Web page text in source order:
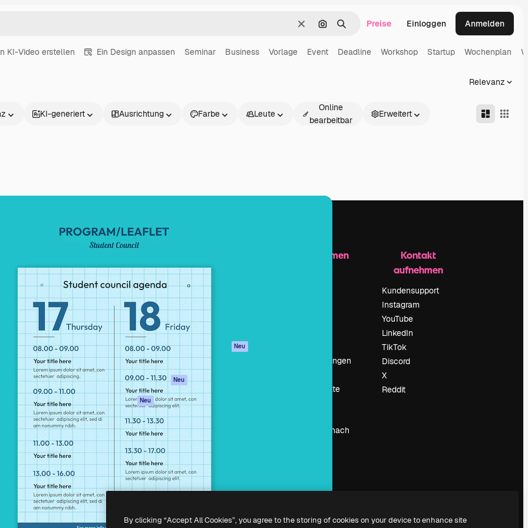
LöschenNach Bild suchen
SuchenPreise Einloggen Anmelden
KI-Video erstellen Ein Design anpassen Seminar Business Vorlage Event Deadline Workshop Startup Wochenplan
Relevanz
KI-generiert Ausrichtung Farbe Leute
Online
bearbeitbar
Erweitert
um deine beste
Mehr als 1 Million
Kreativen, Unternehmen,
Spaces
KI-Assistent
KI-Bildgenerator
KI-Videogenerator
KI-
Stimmengenerator
Stock-Inhalte
MCP für
Claude/ChatGPT
Neu
Agenten Neu
API
Mobile App
Alle Magnific-Tools
Academy
Dokumentation
Datenschutzerklärung
Originale
Neu
Cookie-Richtlinie
Unternehmen
Unternehmen
Veranstaltungen
Deine Inhalte
Suchst du nach
Kontakt
aufnehmen
Kundensupport
Instagram
YouTube
LinkedIn
TikTok
Discord
X
Reddit
2026Freepik Company S.L.U.Alle Rechte vorbehalten.
By clicking “Accept All Cookies”, you agree to the storing of cookies on your device to enhance site